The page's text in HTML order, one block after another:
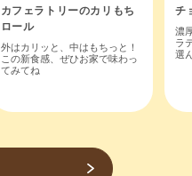
カフェラトリーのカリもち
ロール
外はカリッと、中はもちっと！
この新食感、ぜひお家で味わっ
てみてね
チ
濃
ラ
選